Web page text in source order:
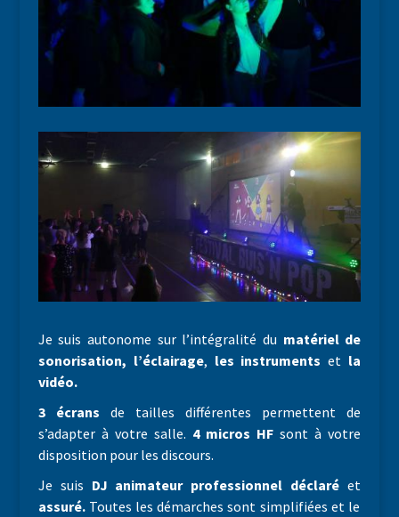
Je suis autonome sur l’intégralité du matériel de
sonorisation, l’éclairage, les instrumentset la
vidéo.
3 écrans de tailles différentes permettent de
s’adapter à votre salle. 4 micros HF sont à votre
disposition pour les discours.
Je suis DJ animateur professionnel déclaréet
assuré.Toutes les démarches sont simplifiées et le